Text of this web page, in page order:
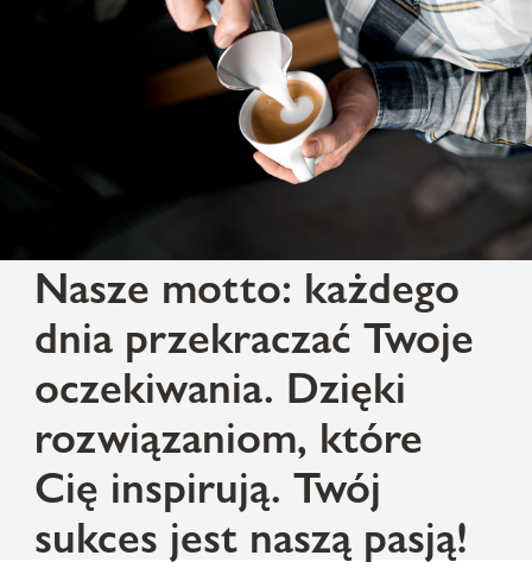
Nasze motto: każdego
dnia przekraczać Twoje
oczekiwania. Dzięki
rozwiązaniom, które
Cię inspirują. Twój
sukces jest naszą pasją!